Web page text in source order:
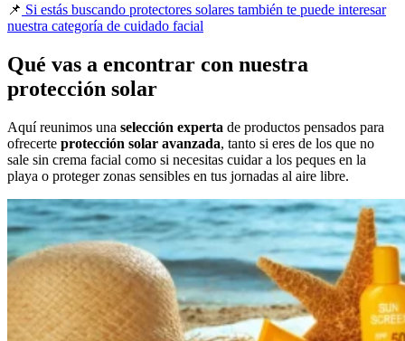
📌 Si estás buscando protectores solares también te puede interesar
nuestra categoría de cuidado facial
Qué vas a encontrar con nuestra
protección solar
Aquí reunimos una selección experta de productos pensados para
ofrecerte protección solar avanzada, tanto si eres de los que no
sale sin crema facial como si necesitas cuidar a los peques en la
playa o proteger zonas sensibles en tus jornadas al aire libre.